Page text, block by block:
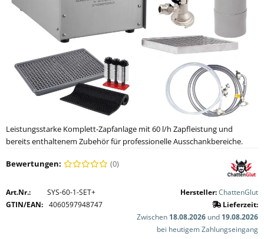
Leistungsstarke Komplett-Zapfanlage mit 60 l/h Zapfleistung und
bereits enthaltenem Zubehör für professionelle Ausschankbereiche.
Bewertungen: (0)
Art.Nr.:
SYS-60-1-SET+
GTIN/EAN: 4060597948747
Hersteller:ChattenGlut
Lieferzeit:
Zwischen 18.08.2026 und 19.08.2026
bei heutigem Zahlungseingang